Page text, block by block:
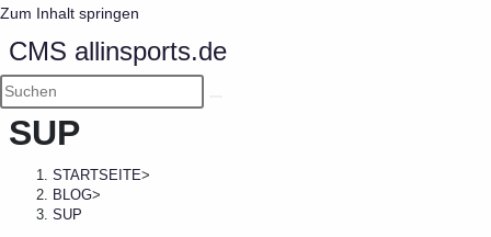
Zum Inhalt springen
CMS allinsports.de
SUP
STARTSEITE>
BLOG>
SUP